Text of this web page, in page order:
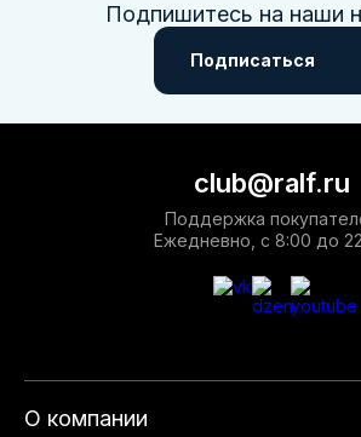
Подпишитесь на наши
Подписаться
О компании
club@ralf.ru
Поддержка
Ежедневно, с 8:00 до